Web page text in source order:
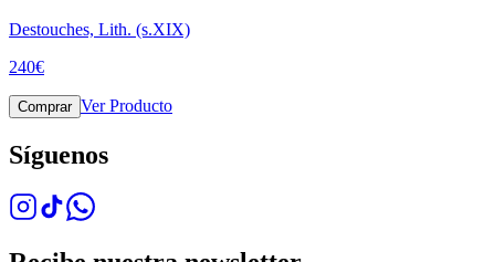
Destouches, Lith. (s.XIX)
240€
Comprar Ver Producto
Síguenos